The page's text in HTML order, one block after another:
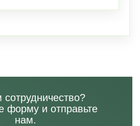
форму и отправьте
нам.